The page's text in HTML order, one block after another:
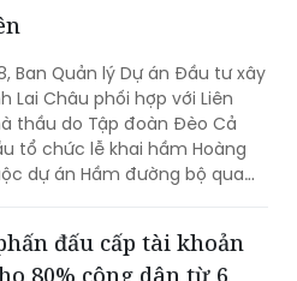
thống chính trị trong sạch,
phát huy sức mạnh đoàn
mọi nguồn lực, hiện thực
vọng phát triển; xây dựng
trở thành một cực tăng
vùng Trung du và miền núi
Đây không chỉ là việc tổng kết
một cách toàn diện từ nhiệm
bản lĩnh và quyết tâm chính
bộ tỉnh trong giai đoạn
Ban Quản lý Dự án Đầu tư xây
Lai Châu phối hợp với Liên
tổ chức lễ khai hầm Hoàng
dự án Hầm đường bộ qua